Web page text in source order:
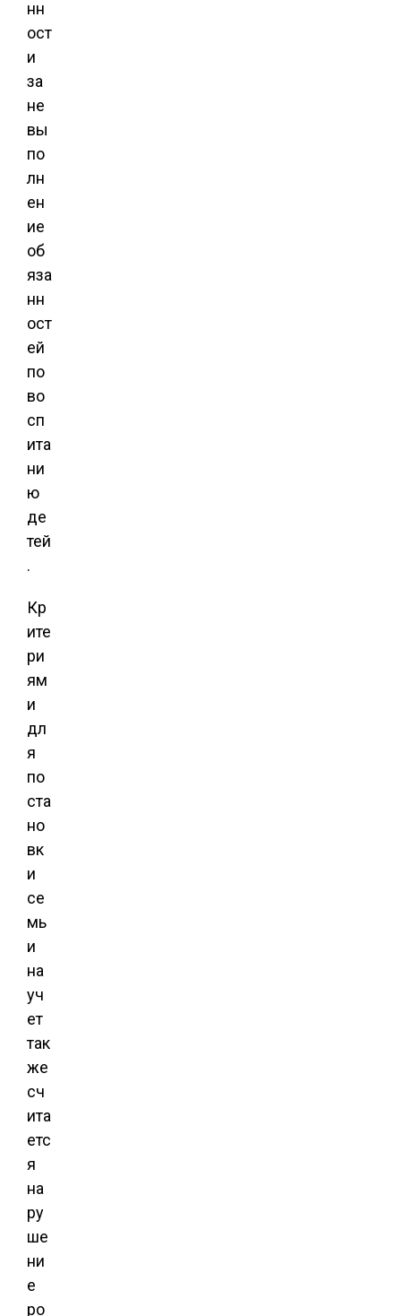
нн
ост
и
за
не
вы
по
лн
ен
ие
об
яза
нн
ост
ей
по
во
сп
ита
ни
ю
де
тей
.
Кр
ите
ри
ям
и
дл
я
по
ста
но
вк
и
се
мь
и
на
уч
ет
так
же
сч
ита
етс
я
на
ру
ше
ни
е
ро